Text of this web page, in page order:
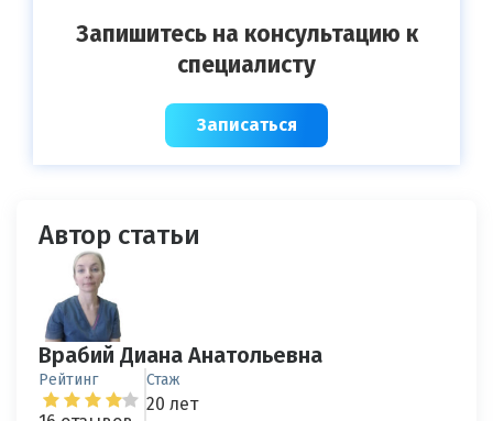
Запишитесь на консультацию к
специалисту
Записаться
Автор статьи
Врабий Диана Анатольевна
Рейтинг Стаж
20 лет